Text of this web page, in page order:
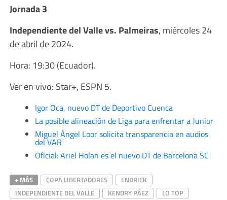
Jornada 3
Independiente del Valle vs. Palmeiras, miércoles 24
de abril de 2024.
Hora: 19:30 (Ecuador).
Ver en vivo: Star+, ESPN 5.
Igor Oca, nuevo DT de Deportivo Cuenca
La posible alineación de Liga para enfrentar a Junior
Miguel Ángel Loor solicita transparencia en audios
del VAR
Oficial: Ariel Holan es el nuevo DT de Barcelona SC
+ MÁS COPA LIBERTADORES
ENDRICK
INDEPENDIENTE DEL VALLE
KENDRY PÁEZ
LO TOP